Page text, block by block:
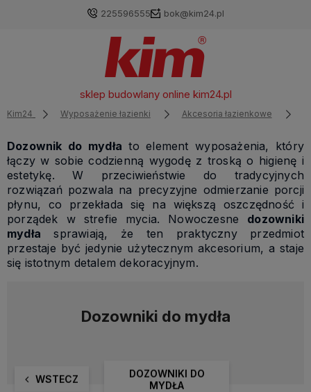
225596555 bok@kim24.pl
sklep budowlany online kim24.pl
Kim24 Wyposażenie łazienki Akcesoria łazienkowe
Dozownik do mydła to element wyposażenia, który
łączy w sobie codzienną wygodę z troską o higienę i
estetykę. W przeciwieństwie do tradycyjnych
rozwiązań pozwala na precyzyjne odmierzanie porcji
płynu, co przekłada się na większą oszczędność i
porządek w strefie mycia. Nowoczesne dozowniki
mydła sprawiają, że ten praktyczny przedmiot
przestaje być jedynie użytecznym akcesorium, a staje
się istotnym detalem dekoracyjnym.
Dozowniki do mydła
WSTECZ
DOZOWNIKI DO
MYDŁA